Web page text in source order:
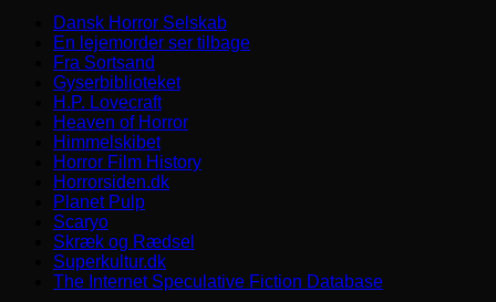
Dansk Horror Selskab
En lejemorder ser tilbage
Fra Sortsand
Gyserbiblioteket
H.P. Lovecraft
Heaven of Horror
Himmelskibet
Horror Film History
Horrorsiden.dk
Planet Pulp
Scaryo
Skræk og Rædsel
Superkultur.dk
The Internet Speculative Fiction Database